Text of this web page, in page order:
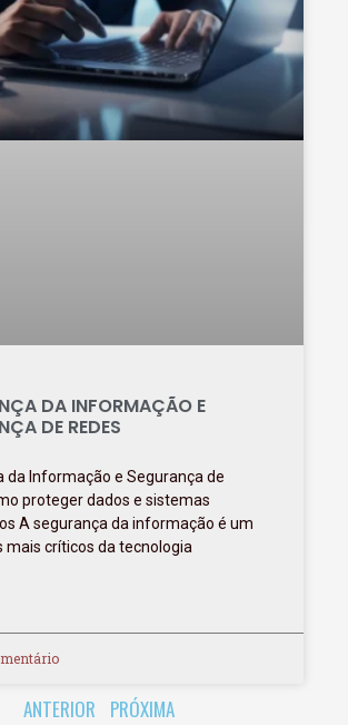
DA INFORMAÇÃO E
DE REDES
da Informação e Segurança de
proteger dados e sistemas
A segurança da informação é um
mais críticos da tecnologia
ANTERIOR PRÓXIMA